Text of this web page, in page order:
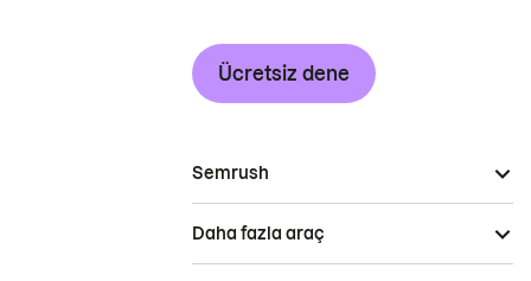
Ücretsiz dene
Semrush
Daha fazla araç